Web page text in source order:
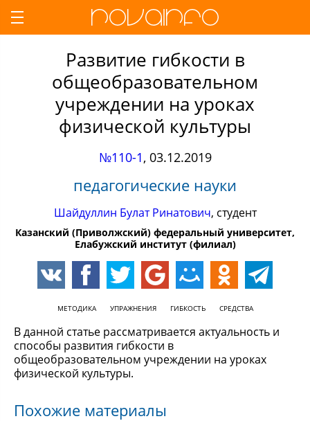
Развитие гибкости в
общеобразовательном
учреждении на уроках
физической культуры
№110-1, 03.12.2019
педагогические науки
Шайдуллин Булат Ринатович, студент
Казанский (Приволжский) федеральный университет,
Елабужский институт (филиал)
МЕТОДИКА УПРАЖНЕНИЯ ГИБКОСТЬ СРЕДСТВА
В данной статье рассматривается актуальность и
способы развития гибкости в
общеобразовательном учреждении на уроках
физической культуры.
Похожие материалы